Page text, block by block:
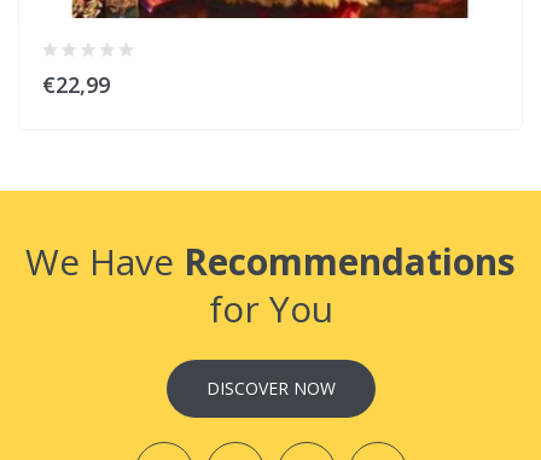
€22,99
We Have Recommendations
for You
DISCOVER NOW